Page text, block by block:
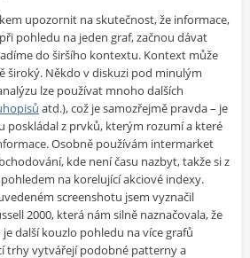
upozornit na skutečnost, že informace,
pohledu na jeden graf, začnou dávat
do širšího kontextu. Kontext může
široký. Někdo v diskuzi pod minulým
lze používat mnoho dalších
atd.), což je samozřejmě pravda – je
poskládal z prvků, kterým rozumí a které
Osobně používám intermarket
kde není času nazbyt, takže si z
na korelující akciové indexy.
screenshotu jsem vyznačil
2000, která nám silně naznačovala, že
další kouzlo pohledu na více grafů
trhy vytvářejí podobné patterny a